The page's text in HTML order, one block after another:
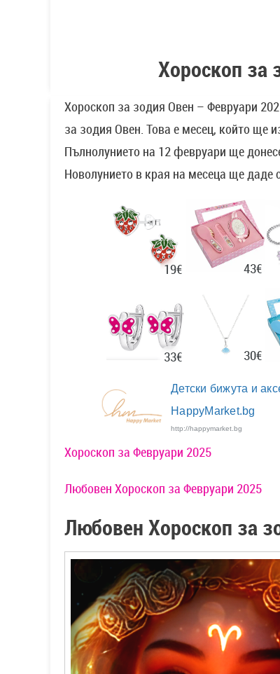
Хороскоп за
Хороскоп за зодия Овен – Февруари
за зодия Овен. Това е месец, който ще
Пълнолунието на 12 февруари ще
Новолунието в края на месеца ще даде
19€ 43€
33€ 30€
Детски бижута и
HappyMarket.bg
http://happymarket.bg
Хороскоп за Февруари 2025
Любовен Хороскоп за Февруари 2025
Любовен Хороскоп за